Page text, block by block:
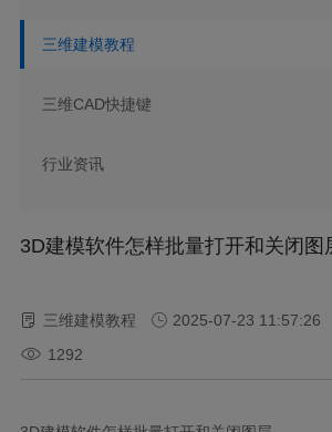
三维建模教程
三维CAD快捷键
行业资讯
3D建模软件怎样批量打开和关闭图
三维建模教程
2025-07-23 11:57:26
1292